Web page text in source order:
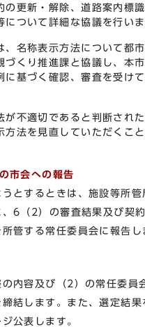
の更新・解除、道路案内標
について詳細な協議を行いま
名称表示方法について都
づくり推進課と協議し、本
に基づく確認、審査を受け
不適切であると判断され
方法を見直していただくこ
市会への報告
とするときは、施設等所管
6（2）の審査結果及び契
管する常任委員会に報告し
内容及び（2）の常任委員
結します。また、選定結果
公表します。